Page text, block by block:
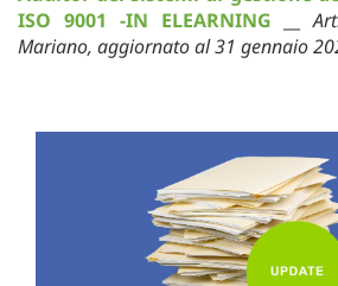
ISO 9001 -IN ELEARNING __
Mariano, aggiornato al 31 gennaio